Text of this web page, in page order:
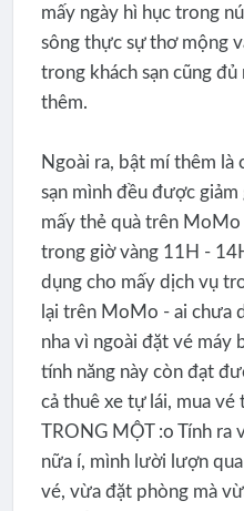
mấy ngày hì hục trong
sông thực sự thơ mộng
trong khách sạn cũng
thêm.
Ngoài ra, bật mí thêm là
sạn mình đều được
mấy thẻ quà trên MoMo
trong giờ vàng 11H -
dụng cho mấy dịch vụ
lại trên MoMo - ai chưa
nha vì ngoài đặt vé máy
tính năng này còn đạt
cả thuê xe tự lái, mua vé
TRONG MỘT :o Tính
nữa í, mình lười lượn
vé, vừa đặt phòng mà